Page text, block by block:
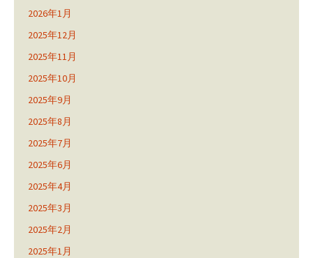
2026年1月
2025年12月
2025年11月
2025年10月
2025年9月
2025年8月
2025年7月
2025年6月
2025年4月
2025年3月
2025年2月
2025年1月